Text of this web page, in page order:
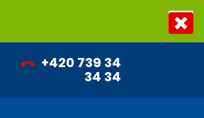
+420 739 34
34 34